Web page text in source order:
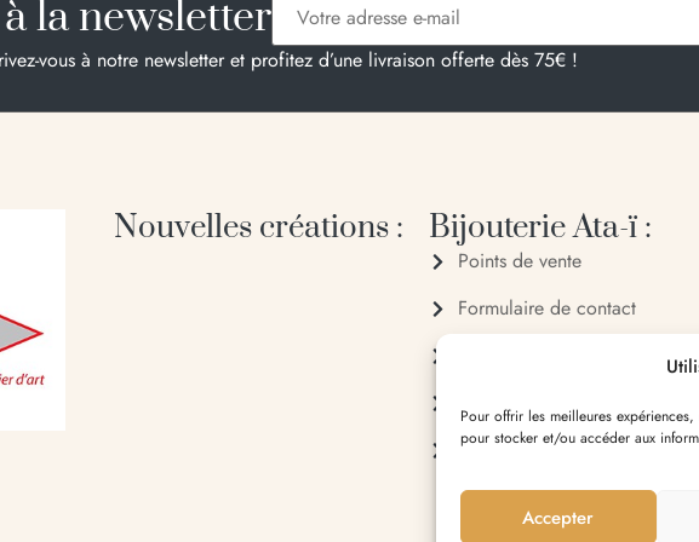
Pour offrir les meilleures
pour stocker et/ou accéder aux
Accepter
la newsletter
vous à notre newsletter et profitez d’une livraison offerte dès 75€ !
Nouvelles créations : Bijouterie Ata-ï :
Points de vente
Formulaire de contact
06 20 88 32 65
Entrée du village 20119